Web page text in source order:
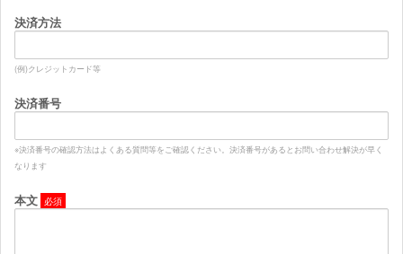
決済方法
(例)クレジットカード等
決済番号
※決済番号の確認方法はよくある質問等をご確認ください。決済番号があるとお問い合わせ解決が早く
なります
本文